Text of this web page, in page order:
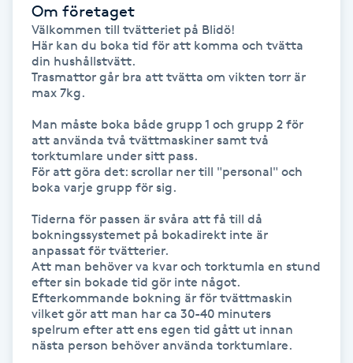
Gua Sha-massage
Hatha Yoga
Headspa
Healing
Herrklippning
HIFU
Hollywood Peel
Hot Stone Massage
Om företaget
Välkommen till tvätteriet på Blidö!
Här kan du boka tid för att komma och tvätta
din hushållstvätt.
Trasmattor går bra att tvätta om vikten torr är
max 7kg.
Man måste boka både grupp 1 och grupp 2 för
att använda två tvättmaskiner samt två
torktumlare under sitt pass.
För att göra det: scrollar ner till "personal" och
boka varje grupp för sig.
Tiderna för passen är svåra att få till då
bokningssystemet på bokadirekt inte är
anpassat för tvätterier.
Att man behöver va kvar och torktumla en stund
efter sin bokade tid gör inte något.
Efterkommande bokning är för tvättmaskin
vilket gör att man har ca 30-40 minuters
spelrum efter att ens egen tid gått ut innan
nästa person behöver använda torktumlare.